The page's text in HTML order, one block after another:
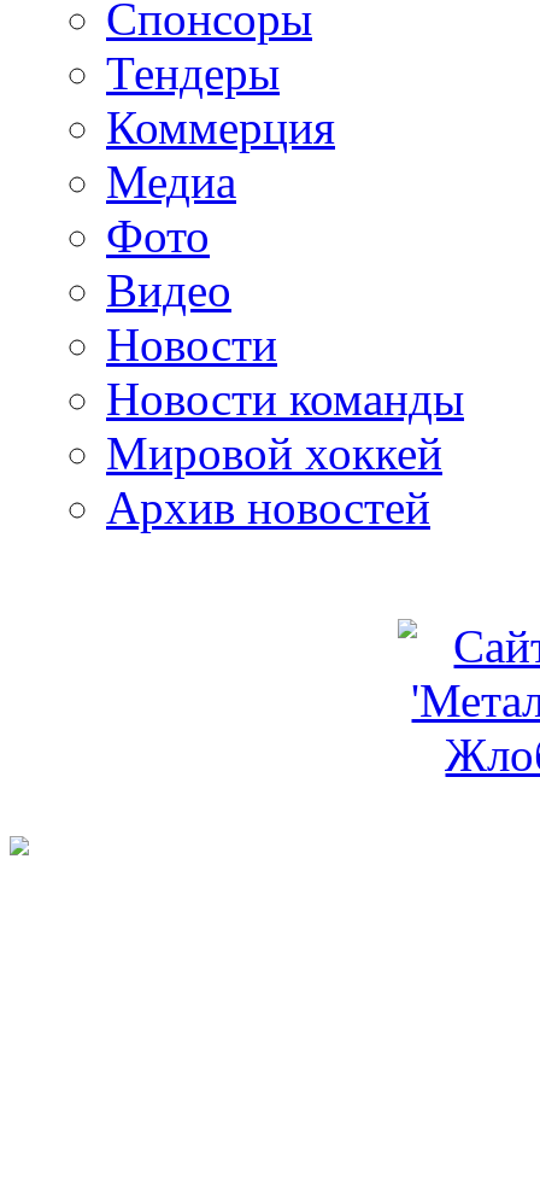
Спонсоры
Тендеры
Коммерция
Медиа
Фото
Видео
Новости
Новости команды
Мировой хоккей
Архив новостей